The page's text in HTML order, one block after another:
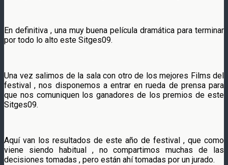
En definitiva , una muy buena película dramática para terminar
por todo lo alto este Sitges09.
Una vez salimos de la sala con otro de los mejores Films del
festival , nos disponemos a entrar en rueda de prensa para
que nos comuniquen los ganadores de los premios de este
Sitges09.
Aquí van los resultados de este año de festival , que como
viene siendo habitual , no compartimos muchas de las
decisiones tomadas , pero están ahí tomadas por un jurado.